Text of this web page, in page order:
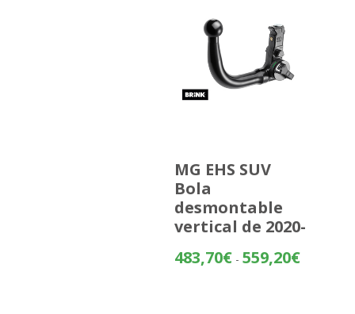
MG EHS SUV
Bola
desmontable
vertical de 2020-
483,70€ - 559,20€Rango